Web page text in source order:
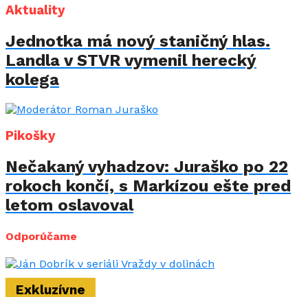
Aktuality
Jednotka má nový staničný hlas.
Landla v STVR vymenil herecký
kolega
Pikošky
Nečakaný vyhadzov: Juraško po 22
rokoch končí, s Markízou ešte pred
letom oslavoval
Odporúčame
Exkluzívne